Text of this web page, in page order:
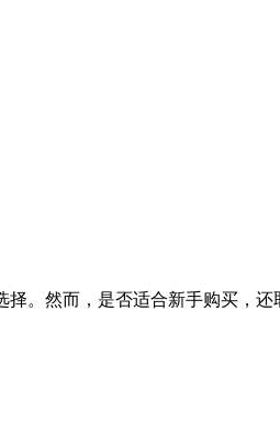
择。然而，是否适合新手购买，还